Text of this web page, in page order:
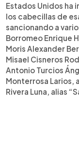
Estados Unidos ha
los cabecillas de
sancionando a
Borromeo Enrique
Moris Alexander
Misael Cisneros
Antonio Turcios
Monterrosa Larios,
Rivera Luna, alias